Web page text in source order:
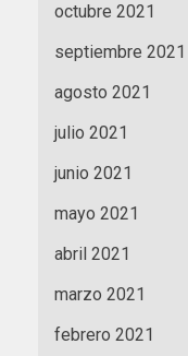
octubre 2021
septiembre 2021
agosto 2021
julio 2021
junio 2021
mayo 2021
abril 2021
marzo 2021
febrero 2021